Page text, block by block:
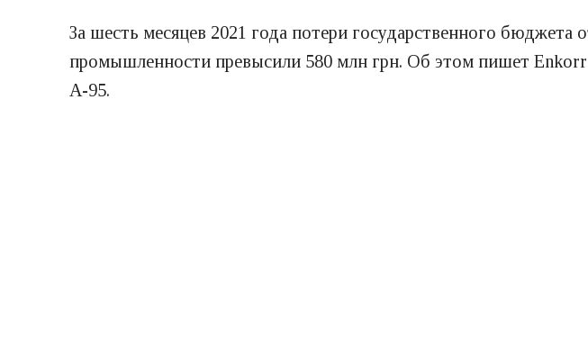
За шесть месяцев 2021 года потери государственного бюджета
промышленности превысили 580 млн грн. Об этом пишет
A-95.